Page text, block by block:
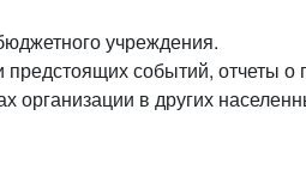
учреждения.
событий, отчеты
в других